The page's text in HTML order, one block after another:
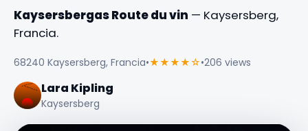
Kaysersbergas Route du vin — Kaysersberg,
Francia.
68240 Kaysersberg, Francia•★★★★☆•206 views
Lara Kipling
Kaysersberg